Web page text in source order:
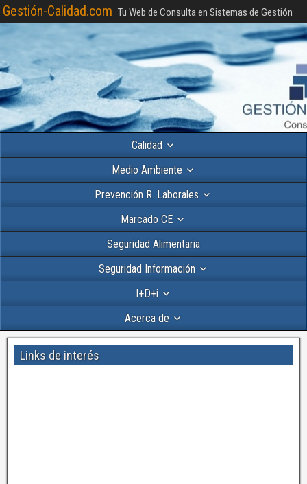
Gestión-Calidad.com Tu Web de Consulta en Sistemas de Gestión
Calidad
Medio Ambiente
Prevención R. Laborales
Marcado CE
Seguridad Alimentaria
Seguridad Información
I+D+i
Acerca de
Links de interés